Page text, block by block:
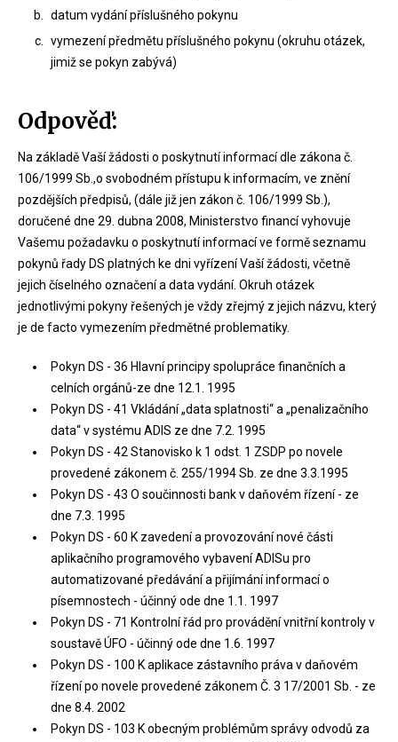
datum vydání příslušného pokynu
vymezení předmětu příslušného pokynu (okruhu otázek,
jimiž se pokyn zabývá)
Odpověď:
Na základě Vaší žádosti o poskytnutí informací dle zákona č.
106/1999 Sb.,o svobodném přístupu k informacím, ve znění
pozdějších předpisů, (dále již jen zákon č. 106/1999 Sb.),
doručené dne 29. dubna 2008, Ministerstvo financí vyhovuje
Vašemu požadavku o poskytnutí informací ve formě seznamu
pokynů řady DS platných ke dni vyřízení Vaší žádosti, včetně
jejich číselného označení a data vydání. Okruh otázek
jednotlivými pokyny řešených je vždy zřejmý z jejich názvu, který
je de facto vymezením předmětné problematiky.
Pokyn DS - 36 Hlavní principy spolupráce finančních a
celních orgánů-ze dne 12.1. 1995
Pokyn DS - 41 Vkládání „data splatnosti“ a „penalizačního
data“ v systému ADIS ze dne 7.2. 1995
Pokyn DS - 42 Stanovisko k 1 odst. 1 ZSDP po novele
provedené zákonem č. 255/1994 Sb. ze dne 3.3.1995
Pokyn DS - 43 O součinnosti bank v daňovém řízení - ze
dne 7.3. 1995
Pokyn DS - 60 K zavedení a provozování nové části
aplikačního programového vybavení ADISu pro
automatizované předávání a přijímání informací o
písemnostech - účinný ode dne 1.1. 1997
Pokyn DS - 71 Kontrolní řád pro provádění vnitřní kontroly v
soustavě ÚFO - účinný ode dne 1.6. 1997
Pokyn DS - 100 K aplikace zástavního práva v daňovém
řízení po novele provedené zákonem Č. 3 17/2001 Sb. - ze
dne 8.4. 2002
Pokyn DS - 103 K obecným problémům správy odvodů za